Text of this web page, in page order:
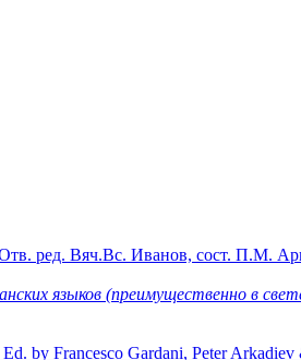
ред. Вяч.Вс. Иванов, сост. П.М.
языков (преимущественно в
by Francesco Gardani, Peter